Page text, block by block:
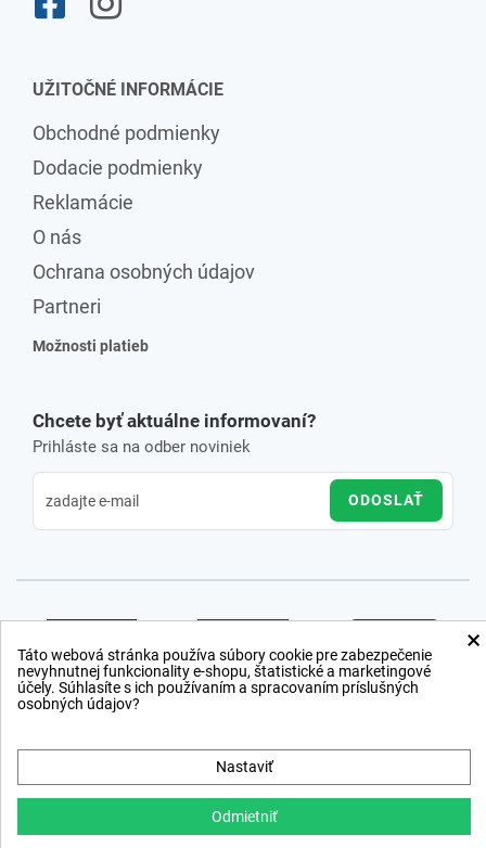
UŽITOČNÉ INFORMÁCIE
Obchodné podmienky
Dodacie podmienky
Reklamácie
O nás
Ochrana osobných údajov
Partneri
Možnosti platieb
Chcete byť aktuálne informovaní?
Prihláste sa na odber noviniek
ODOSLAŤ
×
Táto webová stránka používa súbory cookie pre zabezpečenie
nevyhnutnej funkcionality e-shopu, štatistické a marketingové
účely. Súhlasíte s ich používaním a spracovaním príslušných
osobných údajov?
Nastaviť
Odmietniť